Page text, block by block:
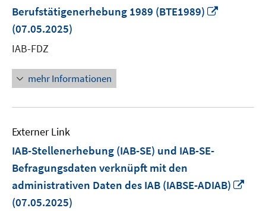
Berufstätigenerhebung 1989 (BTE1989)
(07.05.2025)
IAB-FDZ
mehr Informationen
Externer Link
IAB-Stellenerhebung (IAB-SE) und IAB-SE-
Befragungsdaten verknüpft mit den
administrativen Daten des IAB (IABSE-ADIAB)
(07.05.2025)